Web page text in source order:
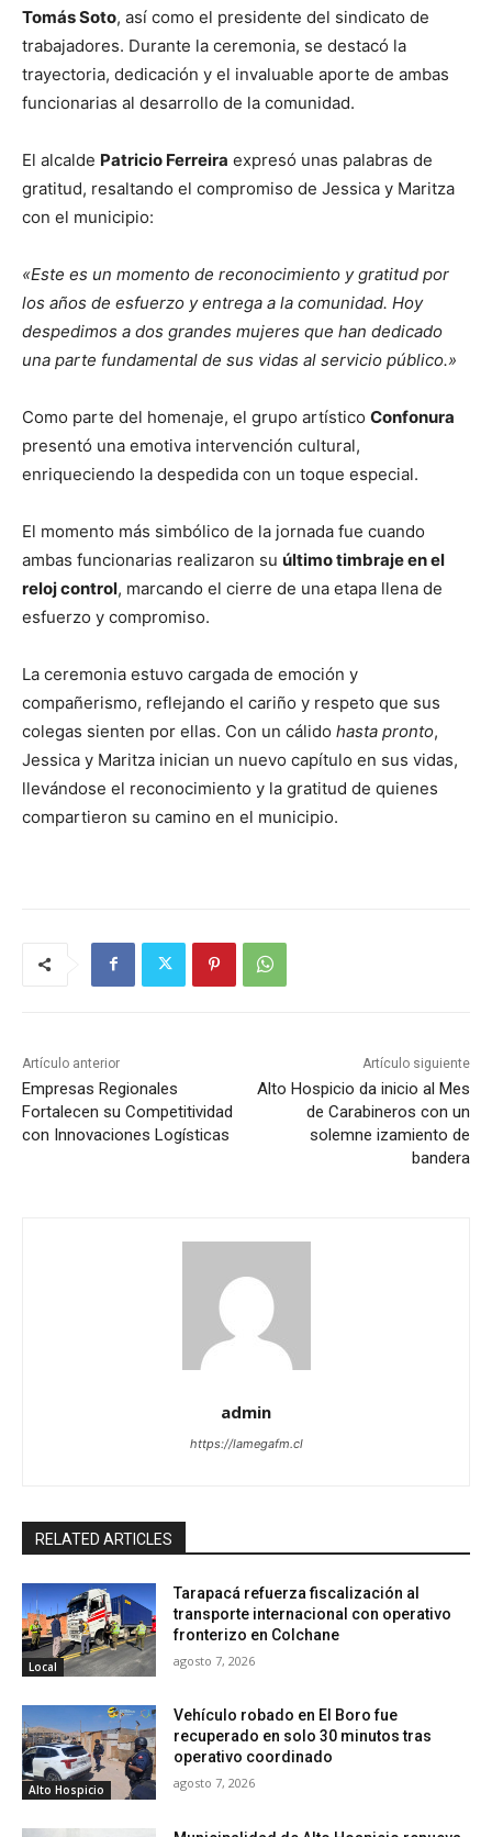
Tomás Soto, así como el presidente del sindicato de
trabajadores. Durante la ceremonia, se destacó la
trayectoria, dedicación y el invaluable aporte de ambas
funcionarias al desarrollo de la comunidad.
El alcalde Patricio Ferreira expresó unas palabras de
gratitud, resaltando el compromiso de Jessica y Maritza
con el municipio:
«Este es un momento de reconocimiento y gratitud por
los años de esfuerzo y entrega a la comunidad. Hoy
despedimos a dos grandes mujeres que han dedicado
una parte fundamental de sus vidas al servicio público.»
Como parte del homenaje, el grupo artístico Confonura
presentó una emotiva intervención cultural,
enriqueciendo la despedida con un toque especial.
El momento más simbólico de la jornada fue cuando
ambas funcionarias realizaron su último timbraje en el
reloj control, marcando el cierre de una etapa llena de
esfuerzo y compromiso.
La ceremonia estuvo cargada de emoción y
compañerismo, reflejando el cariño y respeto que sus
colegas sienten por ellas. Con un cálido hasta pronto,
Jessica y Maritza inician un nuevo capítulo en sus vidas,
llevándose el reconocimiento y la gratitud de quienes
compartieron su camino en el municipio.
Artículo anterior
Empresas Regionales
Fortalecen su Competitividad
con Innovaciones Logísticas
Artículo siguiente
Alto Hospicio da inicio al Mes
de Carabineros con un
solemne izamiento de
bandera
admin
https://lamegafm.cl
RELATED ARTICLES
Local
Tarapacá refuerza fiscalización al
transporte internacional con operativo
fronterizo en Colchane
agosto 7, 2026
Alto Hospicio
Vehículo robado en El Boro fue
recuperado en solo 30 minutos tras
operativo coordinado
agosto 7, 2026